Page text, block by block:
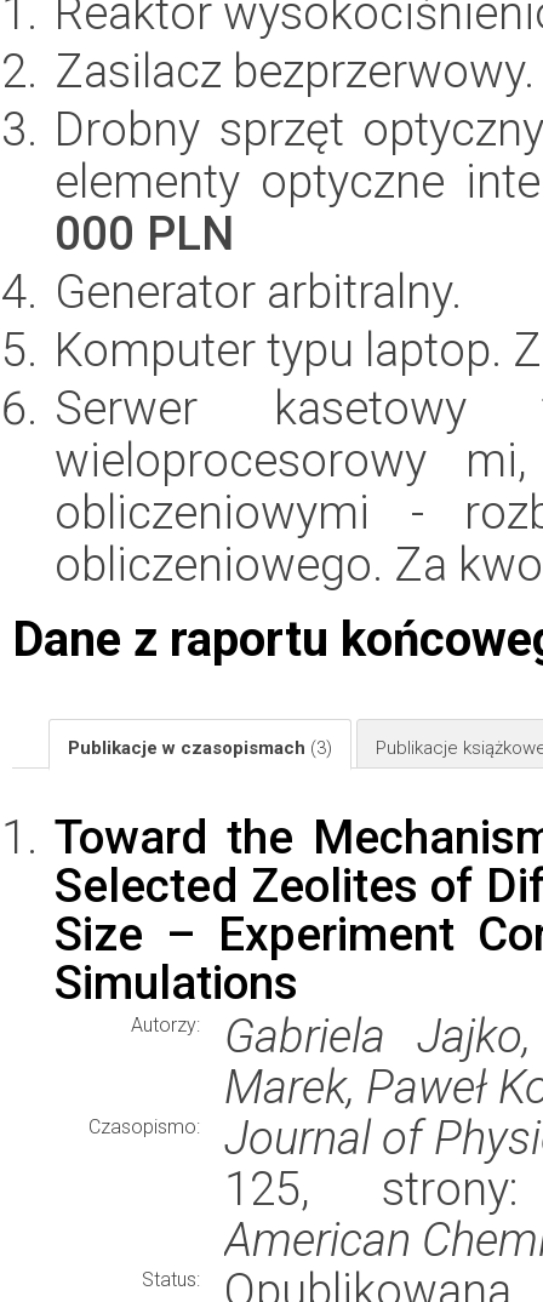
Reaktor
Zasilacz
Drobny sprzęt
elementy optyczne
000 PLN
Generator arbitralny.
Komputer typu laptop.
Serwer
wieloprocesorowy
obliczeniowymi -
obliczeniowego. Za
Dane z raportu
Publikacje w czasopismach (3) Publikacje
Toward the
Selected Zeolites of
Size – Experiment
Simulations
Autorzy:
Gabriela
Marek, Paweł
Czasopismo:
Journal of
125, strony:
American
Status: Opublikowana